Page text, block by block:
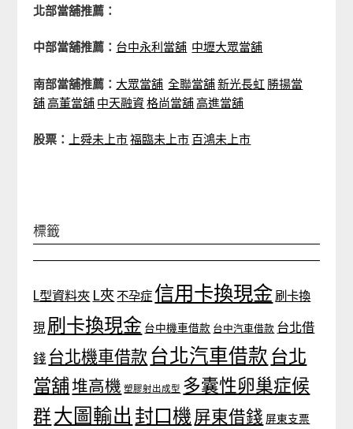
北部當舖推薦：
中部當舖推薦： 台中永利當舖 中壢大眾當舖
南部當舖推薦： 大眾當舖 全聯當舖新光長虹 勝揚當
舖高董當舖 中天融資格尚當舖高進當舖
股票： 上舜未上市福臨未上市 百鴻未上市
標籤
L型資料夾 L夾 不孕症 信用卡換現金 刷卡換
現 刷卡換現金 台中機車借款 台中汽車借款 台北借
錢 台北機車借款 台北汽車借款 台北
當舖堆高機 塑膠射出成型 多囊性卵巢症候
群大圖輸出 封口機 屏東借錢 屏東支票